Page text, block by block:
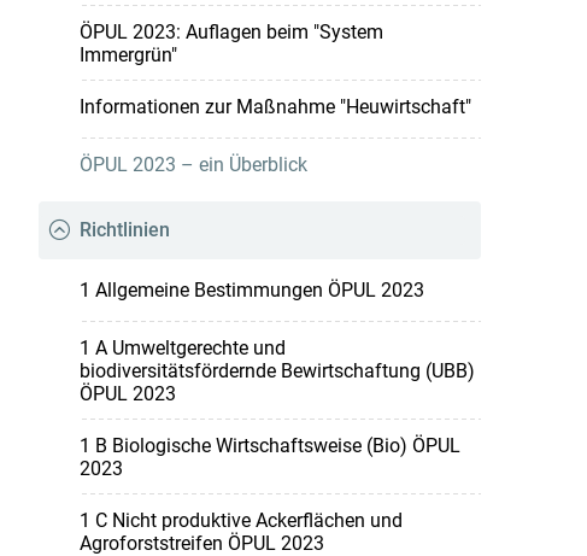
ÖPUL 2023: Auflagen beim "System
Immergrün"
Informationen zur Maßnahme "Heuwirtschaft"
ÖPUL 2023 – ein Überblick
Richtlinien
1 Allgemeine Bestimmungen ÖPUL 2023
1 A Umweltgerechte und
biodiversitätsfördernde Bewirtschaftung (UBB)
ÖPUL 2023
1 B Biologische Wirtschaftsweise (Bio) ÖPUL
2023
1 C Nicht produktive Ackerflächen und
Agroforststreifen ÖPUL 2023